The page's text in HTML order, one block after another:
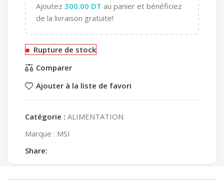
Ajoutez 300.00 DT au panier et bénéficiez
de la livraison gratuite!
Rupture de stock
Comparer
Ajouter à la liste de favori
Catégorie : ALIMENTATION
Marque : MSI
Share: